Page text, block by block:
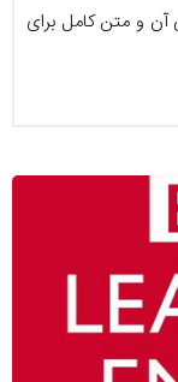
و متن کامل برای